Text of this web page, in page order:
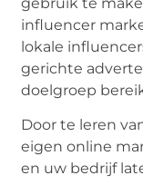
influencer
lokale
gerichte
doelgroep
Door te leren
eigen online
en uw bedrijf